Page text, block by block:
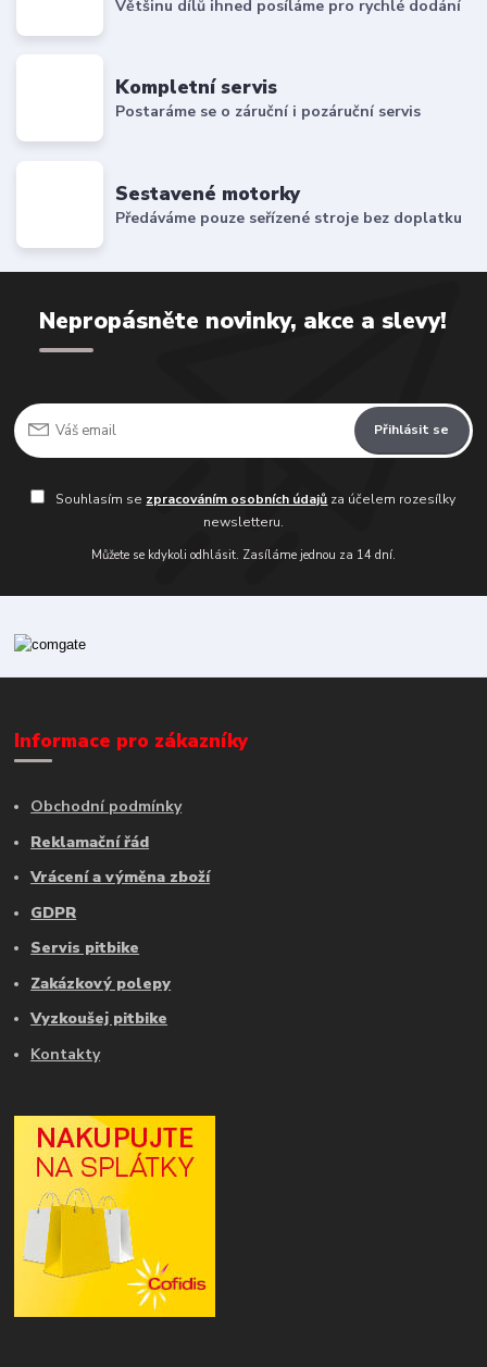
Většinu dílů ihned posíláme pro rychlé dodání
Kompletní servis
Postaráme se o záruční i pozáruční servis
Sestavené motorky
Předáváme pouze seřízené stroje bez doplatku
Nepropásněte novinky, akce a slevy!
Přihlásit se
Souhlasím se zpracováním osobních údajů za účelem rozesílky
newsletteru.
Můžete se kdykoli odhlásit. Zasíláme jednou za 14 dní.
Informace pro zákazníky
Obchodní podmínky
Reklamační řád
Vrácení a výměna zboží
GDPR
Servis pitbike
Zakázkový polepy
Vyzkoušej pitbike
Kontakty